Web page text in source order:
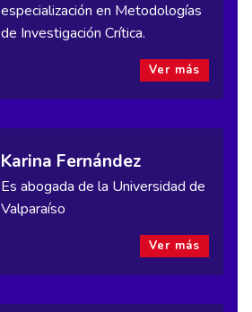
especialización en Metodologías
de Investigación Crítica.
Ver más
Karina Fernández
Es abogada de la Universidad de
Valparaíso
Ver más